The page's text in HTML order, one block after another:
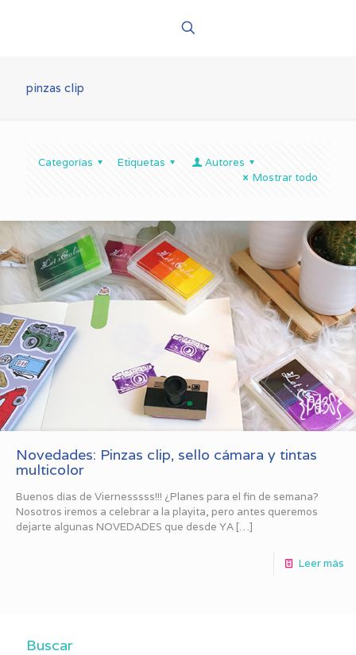
pinzas clip
Categorías Etiquetas
Autores
Mostrar todo
Novedades: Pinzas clip, sello cámara y tintas
multicolor
Buenos días de Viernesssss!!! ¿Planes para el fin de semana?
Nosotros iremos a celebrar a la playita, pero antes queremos
dejarte algunas NOVEDADES que desde YA […]
Leer más
Buscar